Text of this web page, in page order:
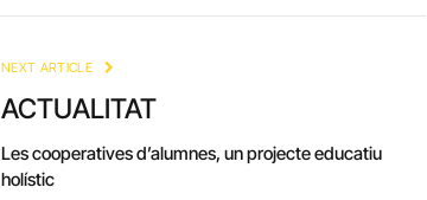
NEXT ARTICLE
ACTUALITAT
Les cooperatives d’alumnes, un projecte educatiu
holístic